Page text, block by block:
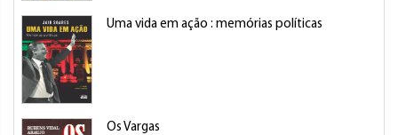
Uma vida em ação : memórias políticas
Os Vargas